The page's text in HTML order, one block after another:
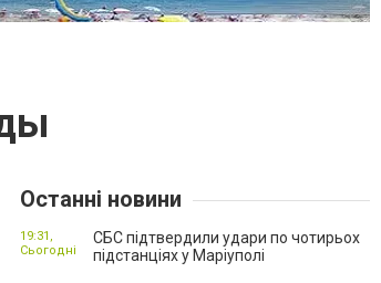
Останні новини
СБС підтвердили удари по чотирьох
підстанціях у Маріуполі
19:31,
Сьогодні